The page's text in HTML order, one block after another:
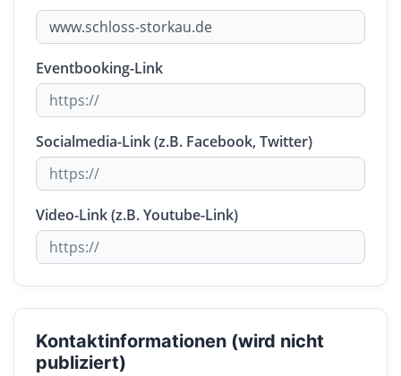
Eventbooking-Link
Socialmedia-Link (z.B. Facebook, Twitter)
Video-Link (z.B. Youtube-Link)
Kontaktinformationen (wird nicht
publiziert)